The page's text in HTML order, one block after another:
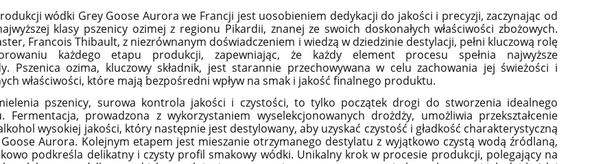
wódki Grey Goose Aurora we Francji jest uosobieniem dedykacji do jakości i precyzji, zaczynając od
klasy pszenicy ozimej z regionu Pikardii, znanej ze swoich doskonałych właściwości zbożowych.
Francois Thibault, z niezrównanym doświadczeniem i wiedzą w dziedzinie destylacji, pełni kluczową rolę
każdego etapu produkcji, zapewniając, że każdy element procesu spełnia najwyższe
Pszenica ozima, kluczowy składnik, jest starannie przechowywana w celu zachowania jej świeżości i
właściwości, które mają bezpośredni wpływ na smak i jakość finalnego produktu.
pszenicy, surowa kontrola jakości i czystości, to tylko początek drogi do stworzenia idealnego
Fermentacja, prowadzona z wykorzystaniem wyselekcjonowanych drożdży, umożliwia przekształcenie
wysokiej jakości, który następnie jest destylowany, aby uzyskać czystość i gładkość charakterystyczną
Aurora. Kolejnym etapem jest mieszanie otrzymanego destylatu z wyjątkowo czystą wodą źródlaną,
podkreśla delikatny i czysty profil smakowy wódki. Unikalny krok w procesie produkcji, polegający na